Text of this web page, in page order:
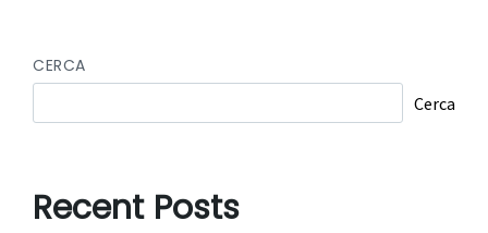
CERCA
Cerca
Recent Posts